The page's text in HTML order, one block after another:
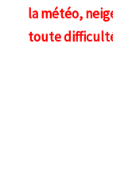
la météo,
toute